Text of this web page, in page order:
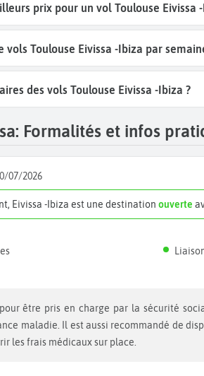
prix pour un vol Toulouse Eivissa
vols Toulouse Eivissa -Ibiza par
des vols Toulouse Eivissa -Ibiza ?
Formalités et infos
07/2026
Eivissa -Ibiza est une destination ouverte
maladie. Il est aussi recommandé de
les frais médicaux sur place.